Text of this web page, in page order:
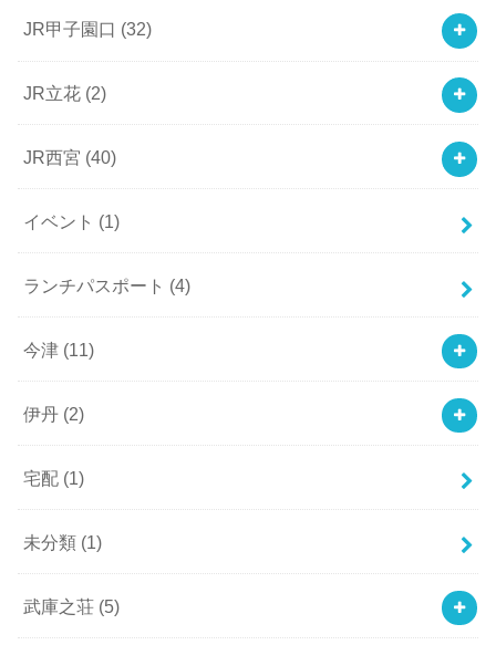
JR甲子園口 (32)
JR立花 (2)
JR西宮 (40)
イベント (1)
ランチパスポート (4)
今津 (11)
伊丹 (2)
宅配 (1)
未分類 (1)
武庫之荘 (5)